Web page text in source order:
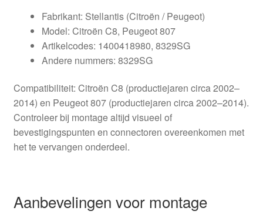
Fabrikant: Stellantis (Citroën / Peugeot)
Model: Citroën C8, Peugeot 807
Artikelcodes: 1400418980, 8329SG
Andere nummers: 8329SG
Compatibiliteit: Citroën C8 (productiejaren circa 2002–
2014) en Peugeot 807 (productiejaren circa 2002–2014).
Controleer bij montage altijd visueel of
bevestigingspunten en connectoren overeenkomen met
het te vervangen onderdeel.
Aanbevelingen voor montage